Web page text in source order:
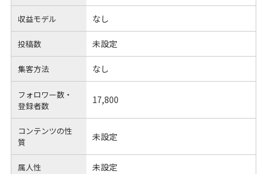
収益モデル なし
投稿数 未設定
集客方法 なし
フォロワー数・
登録者数
17,800
コンテンツの性
質
未設定
属人性 未設定